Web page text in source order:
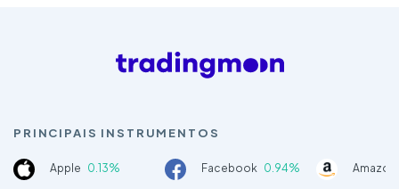
PRINCIPAIS INSTRUMENTOS
Apple 0.13% Facebook 0.94%